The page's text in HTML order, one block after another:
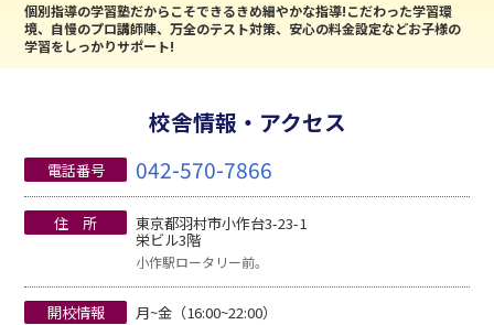
個別指導の学習塾だからこそできるきめ細やかな指導!こだわった学習環
境、自慢のプロ講師陣、万全のテスト対策、安心の料金設定などお子様の
学習をしっかりサポート!
校舎情報・アクセス
電話番号 042-570-7866
住 所 東京都羽村市小作台3-23-1
栄ビル3階
小作駅ロータリー前。
開校情報 月~金（16:00~22:00）